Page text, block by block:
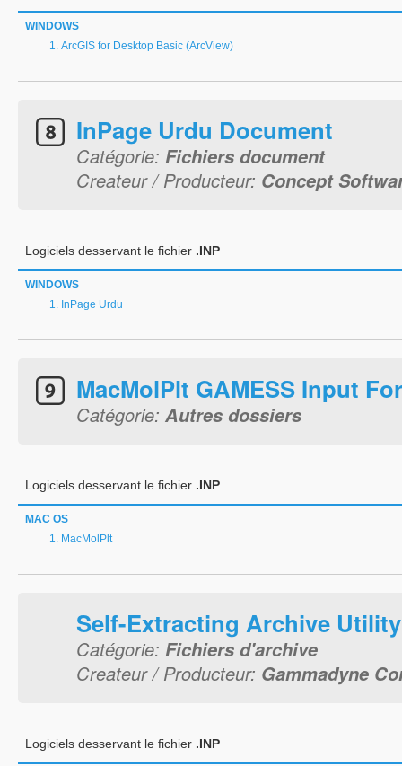
WINDOWS
ArcGIS for Desktop Basic (ArcView)
InPage Urdu Document
Catégorie: Fichiers document
Createur / Producteur: Concept
Logiciels desservant le fichier .INP
WINDOWS
InPage Urdu
MacMolPlt GAMESS Input
Catégorie: Autres dossiers
Logiciels desservant le fichier .INP
MAC OS
MacMolPlt
Self-Extracting Archive
Catégorie: Fichiers d'archive
Createur / Producteur: Gammadyne
Logiciels desservant le fichier .INP